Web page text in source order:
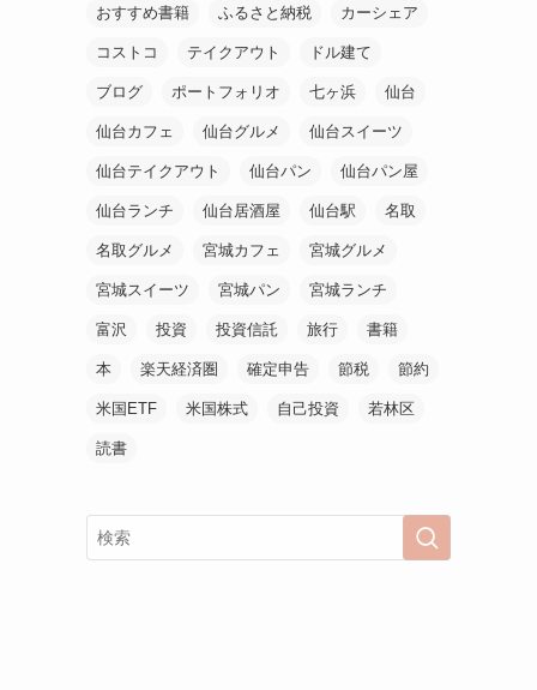
おすすめ書籍 ふるさと納税 カーシェア
コストコ テイクアウト ドル建て
ブログ ポートフォリオ 七ヶ浜 仙台
仙台カフェ 仙台グルメ 仙台スイーツ
仙台テイクアウト 仙台パン 仙台パン屋
仙台ランチ 仙台居酒屋 仙台駅 名取
名取グルメ 宮城カフェ 宮城グルメ
宮城スイーツ 宮城パン 宮城ランチ
富沢 投資 投資信託 旅行 書籍
本 楽天経済圏 確定申告 節税 節約
米国ETF 米国株式 自己投資 若林区
読書